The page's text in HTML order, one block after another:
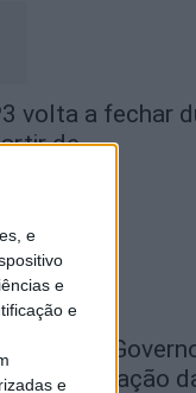
e
e
e
e
volta a fechar
de...
do Sul:
Interpretação